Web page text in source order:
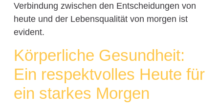
Verbindung zwischen den Entscheidungen von
heute und der Lebensqualität von morgen ist
evident.
Körperliche Gesundheit:
Ein respektvolles Heute für
ein starkes Morgen